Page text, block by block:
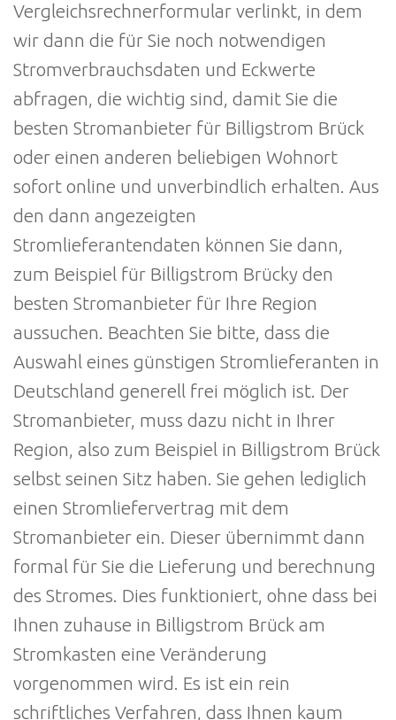
Vergleichsrechnerformular verlinkt, in dem
wir dann die für Sie noch notwendigen
Stromverbrauchsdaten und Eckwerte
abfragen, die wichtig sind, damit Sie die
besten Stromanbieter für Billigstrom Brück
oder einen anderen beliebigen Wohnort
sofort online und unverbindlich erhalten. Aus
den dann angezeigten
Stromlieferantendaten können Sie dann,
zum Beispiel für Billigstrom Brücky den
besten Stromanbieter für Ihre Region
aussuchen. Beachten Sie bitte, dass die
Auswahl eines günstigen Stromlieferanten in
Deutschland generell frei möglich ist. Der
Stromanbieter, muss dazu nicht in Ihrer
Region, also zum Beispiel in Billigstrom Brück
selbst seinen Sitz haben. Sie gehen lediglich
einen Stromliefervertrag mit dem
Stromanbieter ein. Dieser übernimmt dann
formal für Sie die Lieferung und berechnung
des Stromes. Dies funktioniert, ohne dass bei
Ihnen zuhause in Billigstrom Brück am
Stromkasten eine Veränderung
vorgenommen wird. Es ist ein rein
schriftliches Verfahren, dass Ihnen kaum